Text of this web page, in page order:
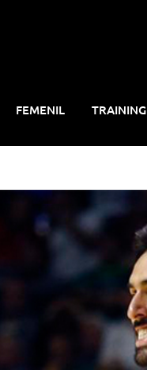
FEMENIL TRAINING